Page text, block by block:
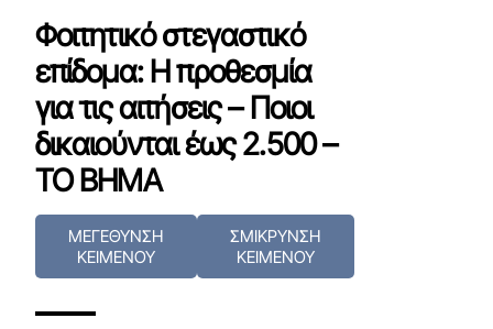
Φοιτητικό στεγαστικό
επίδομα: Η προθεσμία
για τις αιτήσεις – Ποιοι
δικαιούνται έως 2.500 –
ΤΟ ΒΗΜΑ
ΜΕΓΕΘΥΝΣΗ
ΚΕΙΜΕΝΟΥ
ΣΜΙΚΡΥΝΣΗ
ΚΕΙΜΕΝΟΥ